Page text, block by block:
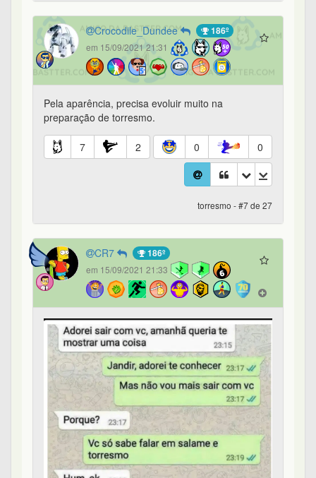
Crocodile_Dundee 186º
em 15/09/2021 21:31
Pela aparência, precisa evoluir muito na
preparação de torresmo.
7 2 0 0
torresmo - #7 de 27
CR7 186º
em 15/09/2021 21:33